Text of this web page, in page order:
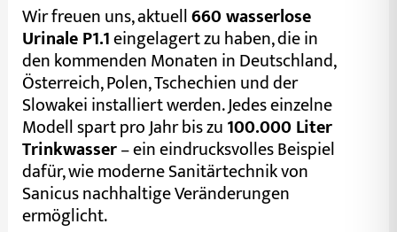
Wir freuen uns, aktuell660 wasserlose
Urinale P1.1eingelagert zu haben, die in
den kommenden Monaten in Deutschland,
Österreich, Polen, Tschechien und der
Slowakei installiert werden. Jedes einzelne
Modell spart pro Jahr bis zu100.000 Liter
Trinkwasser– ein eindrucksvolles Beispiel
dafür, wie moderne Sanitärtechnik von
Sanicus nachhaltige Veränderungen
ermöglicht.